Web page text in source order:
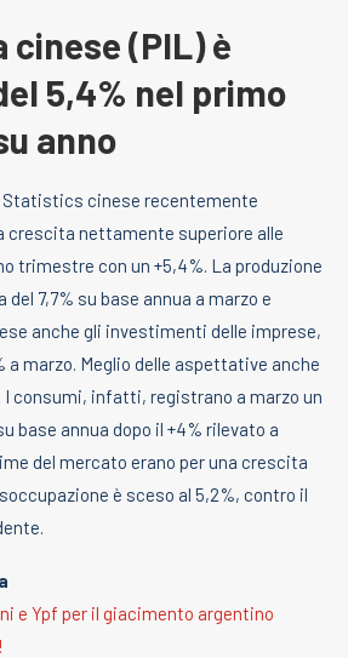
cinese (PIL) è
5,4% nel primo
anno
Statistics cinese recentemente
crescita nettamente superiore alle
trimestre con un +5,4%. La produzione
7,7% su base annua a marzo e
anche gli investimenti delle imprese,
a marzo. Meglio delle aspettative anche
consumi, infatti, registrano a marzo un
base annua dopo il +4% rilevato a
del mercato erano per una crescita
è sceso al 5,2%, contro il
e Ypf per il giacimento argentino